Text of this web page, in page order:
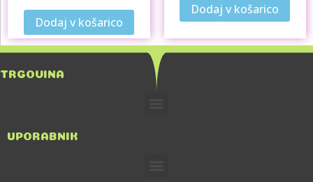
Dodaj v košarico
Dodaj v košarico
TRGOVINA
UPORABNIK